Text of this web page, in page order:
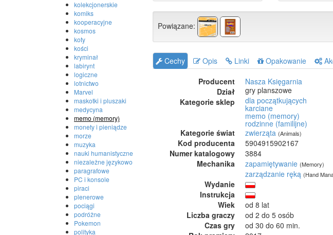
kolekcjonerskie
komiks
kooperacyjne
kosmos
koty
kości
kryminał
labirynt
logiczne
lotnictwo
Marvel
maskotki i pluszaki
medycyna
memo (memory)
monety i pieniądze
morze
muzyka
nauki humanistyczne
niezależne językowo
paragrafowe
PC i konsole
piraci
plenerowe
pociągi
podróżne
Pokemon
polityka
Powiązane:
Cechy Opis Linki Opakowanie
Producent
Nasza Księgarnia
Dział
gry planszowe
Kategorie sklep
dla początkujących
karciane
memo (memory)
rodzinne (familijne)
Kategorie świat
zwierząta (Animals)
Kod producenta
5904915902167
Numer katalogowy
3884
Mechanika
zapamiętywanie (Memory)
zarządzanie ręką (Hand
Wydanie
Instrukcja
Wiek
od 8 lat
Liczba graczy
od 2 do 5 osób
Czas gry
od 30 do 60 min.